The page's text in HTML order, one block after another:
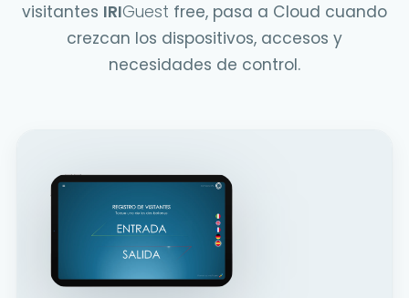
visitantes IRIGuest free, pasa a Cloud cuando
crezcan los dispositivos, accesos y
necesidades de control.